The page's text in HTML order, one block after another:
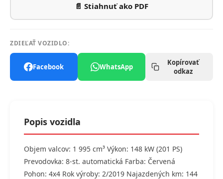
📄 Stiahnuť ako PDF
ZDIEĽAŤ VOZIDLO:
Facebook WhatsApp
Kopírovať
odkaz
Popis vozidla
Objem valcov: 1 995 cm³ Výkon: 148 kW (201 PS)
Prevodovka: 8-st. automatická Farba: Červená
Pohon: 4x4 Rok výroby: 2/2019 Najazdených km: 144